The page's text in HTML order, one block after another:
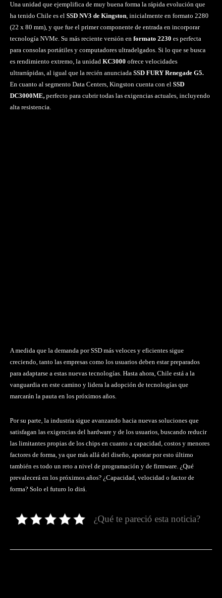
Una unidad que ejemplifica de muy buena forma la rápida evolución que
ha tenido Chile es el SSD NV3 de Kingston, inicialmente en formato 2280
(22 x 80 mm), y que fue el primer componente de entrada en incorporar
tecnología NVMe. Su más reciente versión en formato 2230 es perfecta
para consolas portátiles y computadores ultradelgados. Si lo que se busca
es rendimiento extremo, la unidad KC3000 ofrece velocidades
ultrarrápidas, al igual que la recién anunciada SSD FURY Renegade G5.
En cuanto al segmento Data Centers, Kingston cuenta con el SSD
DC3000ME, perfecto para cubrir todas las exigencias actuales, incluyendo
alta resistencia.
A medida que la demanda por SSD más veloces y eficientes sigue
creciendo, tanto las empresas como los usuarios deben estar preparados
para adaptarse a estas nuevas tecnologías. Hasta ahora, Chile está a la
vanguardia en este camino y lidera la adopción de tecnologías que
marcarán la pauta en los próximos años.
Por su parte, la industria sigue avanzando hacia nuevas soluciones que
satisfagan las exigencias del hardware y de los usuarios, buscando reducir
las limitantes propias de los chips en cuanto a capacidad, costos y menores
factores de forma, ya que más allá del diseño, apostar por esto último
también es todo un reto a nivel de programación y de firmware. ¿Qué
prevalecerá en los próximos años? ¿Capacidad, velocidad o factor de
forma? Solo el futuro lo dirá.
¿Qué te pareció esta noticia?